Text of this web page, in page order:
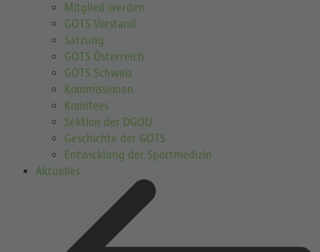
Mitglied werden
GOTS Vorstand
Satzung
GOTS Österreich
GOTS Schweiz
Kommissionen
Komitees
Sektion der DGOU
Geschichte der GOTS
Entwicklung der Sportmedizin
Aktuelles